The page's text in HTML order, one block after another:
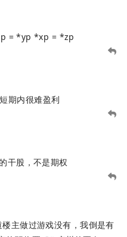
= *yp *xp = *zp
期内很难盈利
干股，不是期权
主做过游戏没有，我倒是有